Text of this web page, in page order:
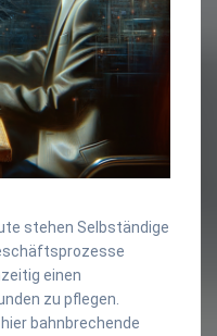
stehen Selbständige
einen
zu pflegen.
bahnbrechende